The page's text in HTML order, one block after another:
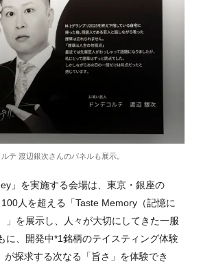
ルテ 渡辺銀次さんのパネルも展示。
」を実施する会場は、東京・銀座の
人を超える「Taste Memory（記憶に
」を展示し、人々が大切にしてきた一服
に、開発中*1銘柄のテイスティング体験
が探求する次なる「旨さ」を体験でき